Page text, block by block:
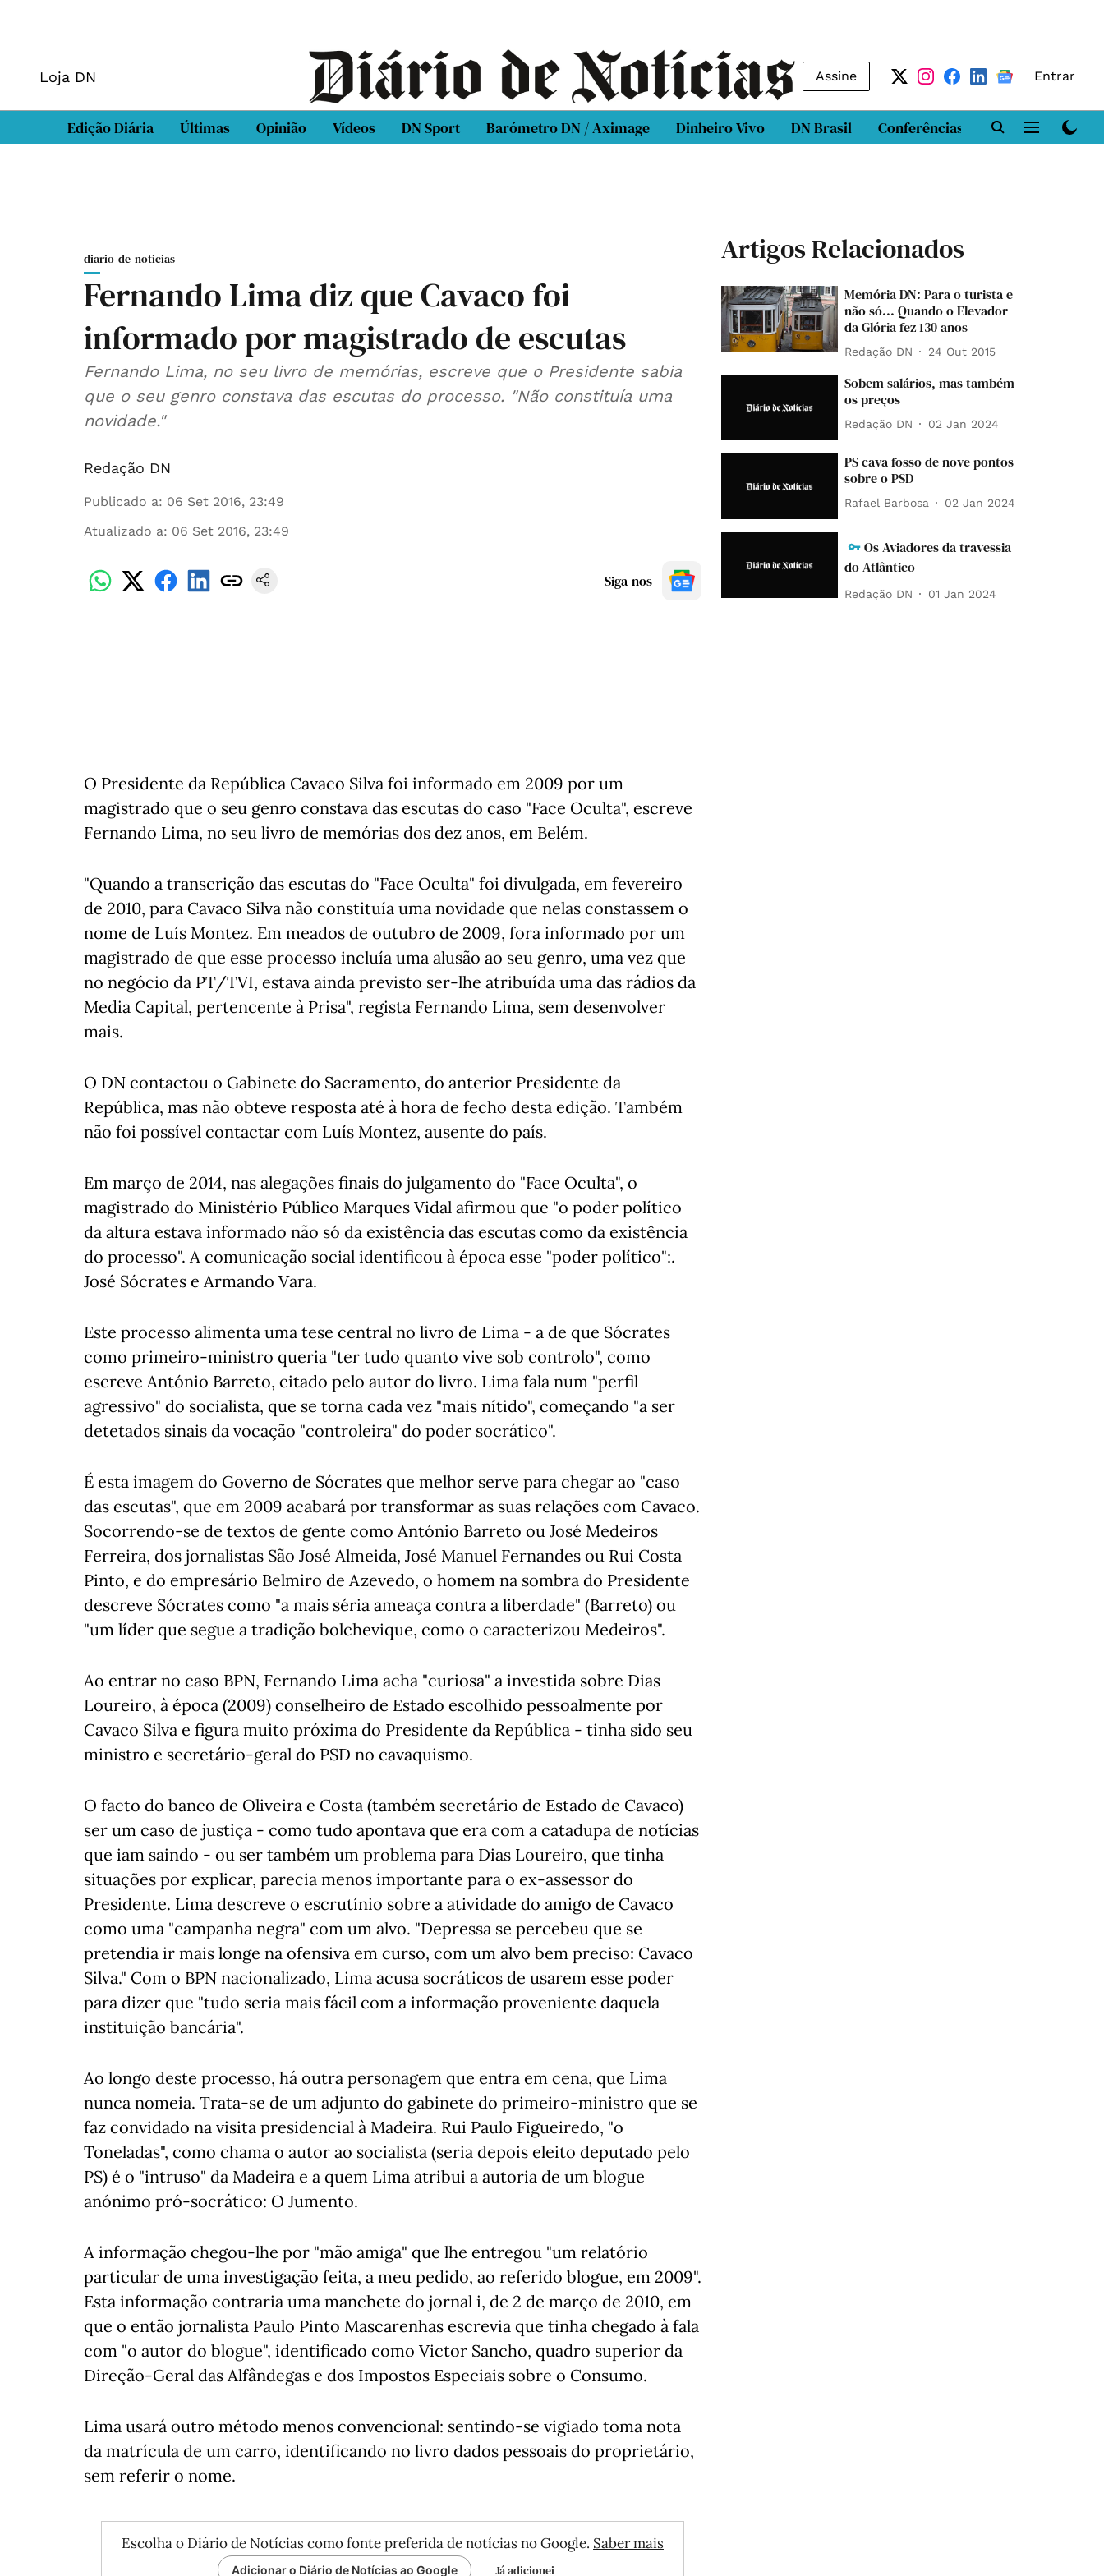
Loja DN Assine Entrar
Edição Diária Últimas Opinião Vídeos DN Sport Barómetro DN / Aximage Dinheiro Vivo DN Brasil Conferências DN LAB
diario-de-noticias
Fernando Lima diz que Cavaco foi
informado por magistrado de escutas
Fernando Lima, no seu livro de memórias, escreve que o Presidente sabia
que o seu genro constava das escutas do processo. "Não constituía uma
novidade."
Redação DN
Publicado a: 06 Set 2016, 23:49
Atualizado a: 06 Set 2016, 23:49
Siga-nos
O Presidente da República Cavaco Silva foi informado em 2009 por um
magistrado que o seu genro constava das escutas do caso "Face Oculta", escreve
Fernando Lima, no seu livro de memórias dos dez anos, em Belém.
"Quando a transcrição das escutas do "Face Oculta" foi divulgada, em fevereiro
de 2010, para Cavaco Silva não constituía uma novidade que nelas constassem o
nome de Luís Montez. Em meados de outubro de 2009, fora informado por um
magistrado de que esse processo incluía uma alusão ao seu genro, uma vez que
no negócio da PT/TVI, estava ainda previsto ser-lhe atribuída uma das rádios da
Media Capital, pertencente à Prisa", regista Fernando Lima, sem desenvolver
mais.
O DN contactou o Gabinete do Sacramento, do anterior Presidente da
República, mas não obteve resposta até à hora de fecho desta edição. Também
não foi possível contactar com Luís Montez, ausente do país.
Em março de 2014, nas alegações finais do julgamento do "Face Oculta", o
magistrado do Ministério Público Marques Vidal afirmou que "o poder político
da altura estava informado não só da existência das escutas como da existência
do processo". A comunicação social identificou à época esse "poder político":.
José Sócrates e Armando Vara.
Este processo alimenta uma tese central no livro de Lima - a de que Sócrates
como primeiro-ministro queria "ter tudo quanto vive sob controlo", como
escreve António Barreto, citado pelo autor do livro. Lima fala num "perfil
agressivo" do socialista, que se torna cada vez "mais nítido", começando "a ser
detetados sinais da vocação "controleira" do poder socrático".
É esta imagem do Governo de Sócrates que melhor serve para chegar ao "caso
das escutas", que em 2009 acabará por transformar as suas relações com Cavaco.
Socorrendo-se de textos de gente como António Barreto ou José Medeiros
Ferreira, dos jornalistas São José Almeida, José Manuel Fernandes ou Rui Costa
Pinto, e do empresário Belmiro de Azevedo, o homem na sombra do Presidente
descreve Sócrates como "a mais séria ameaça contra a liberdade" (Barreto) ou
"um líder que segue a tradição bolchevique, como o caracterizou Medeiros".
Ao entrar no caso BPN, Fernando Lima acha "curiosa" a investida sobre Dias
Loureiro, à época (2009) conselheiro de Estado escolhido pessoalmente por
Cavaco Silva e figura muito próxima do Presidente da República - tinha sido seu
ministro e secretário-geral do PSD no cavaquismo.
O facto do banco de Oliveira e Costa (também secretário de Estado de Cavaco)
ser um caso de justiça - como tudo apontava que era com a catadupa de notícias
que iam saindo - ou ser também um problema para Dias Loureiro, que tinha
situações por explicar, parecia menos importante para o ex-assessor do
Presidente. Lima descreve o escrutínio sobre a atividade do amigo de Cavaco
como uma "campanha negra" com um alvo. "Depressa se percebeu que se
pretendia ir mais longe na ofensiva em curso, com um alvo bem preciso: Cavaco
Silva." Com o BPN nacionalizado, Lima acusa socráticos de usarem esse poder
para dizer que "tudo seria mais fácil com a informação proveniente daquela
instituição bancária".
Ao longo deste processo, há outra personagem que entra em cena, que Lima
nunca nomeia. Trata-se de um adjunto do gabinete do primeiro-ministro que se
faz convidado na visita presidencial à Madeira. Rui Paulo Figueiredo, "o
Toneladas", como chama o autor ao socialista (seria depois eleito deputado pelo
PS) é o "intruso" da Madeira e a quem Lima atribui a autoria de um blogue
anónimo pró-socrático: O Jumento.
A informação chegou-lhe por "mão amiga" que lhe entregou "um relatório
particular de uma investigação feita, a meu pedido, ao referido blogue, em 2009".
Esta informação contraria uma manchete do jornal i, de 2 de março de 2010, em
que o então jornalista Paulo Pinto Mascarenhas escrevia que tinha chegado à fala
com "o autor do blogue", identificado como Victor Sancho, quadro superior da
Direção-Geral das Alfândegas e dos Impostos Especiais sobre o Consumo.
Lima usará outro método menos convencional: sentindo-se vigiado toma nota
da matrícula de um carro, identificando no livro dados pessoais do proprietário,
sem referir o nome.
Escolha o Diário de Notícias como fonte preferida de notícias no Google. Saber mais
Adicionar o Diário de Notícias ao Google Já adicionei
Artigos Relacionados
Memória DN: Para o turista e
não só... Quando o Elevador
da Glória fez 130 anos
Redação DN 24 Out 2015
Sobem salários, mas também
os preços
Redação DN 02 Jan 2024
PS cava fosso de nove pontos
sobre o PSD
Rafael Barbosa 02 Jan 2024
Os Aviadores da travessia
do Atlântico
Redação DN 01 Jan 2024